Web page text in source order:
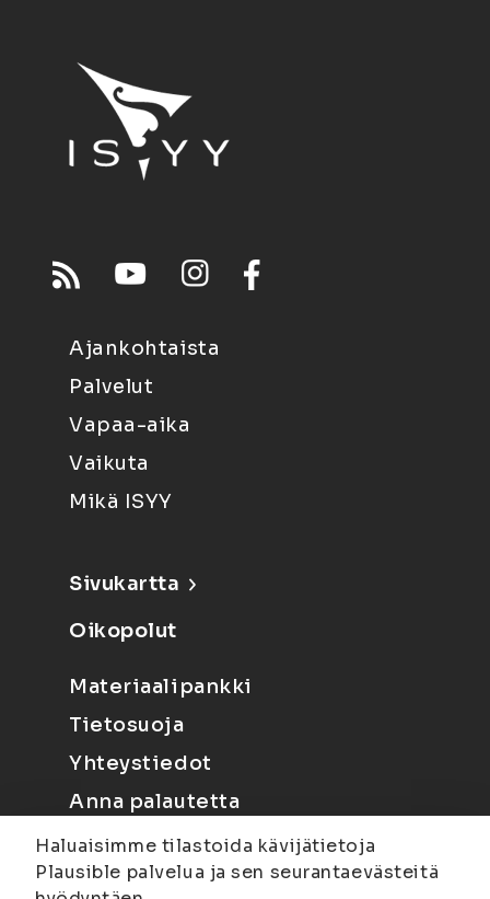
Ajankohtaista
Palvelut
Vapaa-aika
Vaikuta
Mikä ISYY
Sivukartta
Oikopolut
Materiaalipankki
Tietosuoja
Yhteystiedot
Anna palautetta
Haluaisimme tilastoida kävijätietoja
Plausible palvelua ja sen seurantaevästeitä